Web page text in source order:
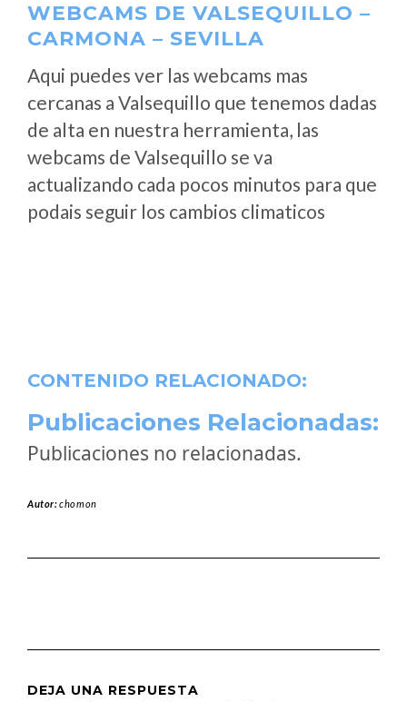
WEBCAMS DE VALSEQUILLO –
CARMONA – SEVILLA
Aqui puedes ver las webcams mas
cercanas a Valsequillo que tenemos dadas
de alta en nuestra herramienta, las
webcams de Valsequillo se va
actualizando cada pocos minutos para que
podais seguir los cambios climaticos
CONTENIDO RELACIONADO:
Publicaciones Relacionadas:
Publicaciones no relacionadas.
Autor:chomon
DEJA UNA RESPUESTA